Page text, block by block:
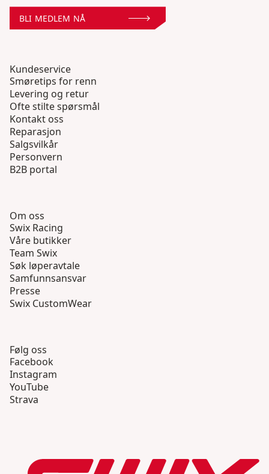
BLI MEDLEM NÅ
Kundeservice
Smøretips for renn
Levering og retur
Ofte stilte spørsmål
Kontakt oss
Reparasjon
Salgsvilkår
Personvern
B2B portal
Om oss
Swix Racing
Våre butikker
Team Swix
Søk løperavtale
Samfunnsansvar
Presse
Swix CustomWear
Følg oss
Facebook
Instagram
YouTube
Strava